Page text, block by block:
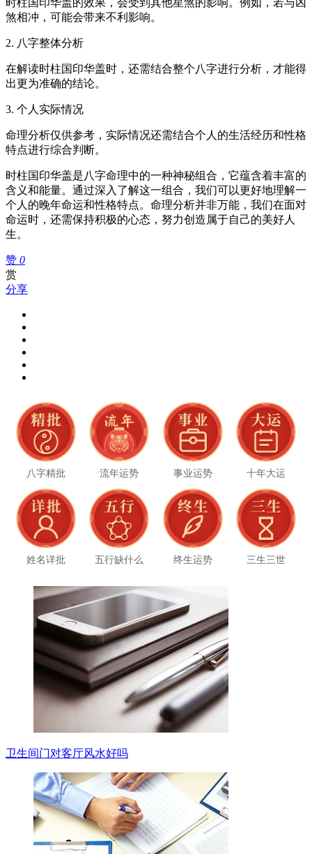
时柱国印华盖的效果，会受到其他星煞的影响。例如，若与凶
煞相冲，可能会带来不利影响。
2. 八字整体分析
在解读时柱国印华盖时，还需结合整个八字进行分析，才能得
出更为准确的结论。
3. 个人实际情况
命理分析仅供参考，实际情况还需结合个人的生活经历和性格
特点进行综合判断。
时柱国印华盖是八字命理中的一种神秘组合，它蕴含着丰富的
含义和能量。通过深入了解这一组合，我们可以更好地理解一
个人的晚年命运和性格特点。命理分析并非万能，我们在面对
命运时，还需保持积极的心态，努力创造属于自己的美好人
生。
赞 0
赏
分享
八字精批 流年运势 事业运势 十年大运
姓名详批 五行缺什么 终生运势 三生三世
卫生间门对客厅风水好吗